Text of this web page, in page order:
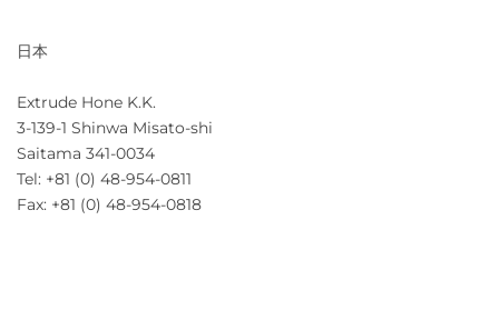
日本
Extrude Hone K.K.
3-139-1 Shinwa Misato-shi
Saitama 341-0034
Tel: +81 (0) 48-954-0811
Fax: +81 (0) 48-954-0818